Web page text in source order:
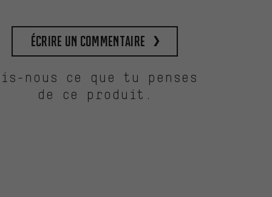
Écrire un commentaire
nous ce que tu penses
de ce produit.